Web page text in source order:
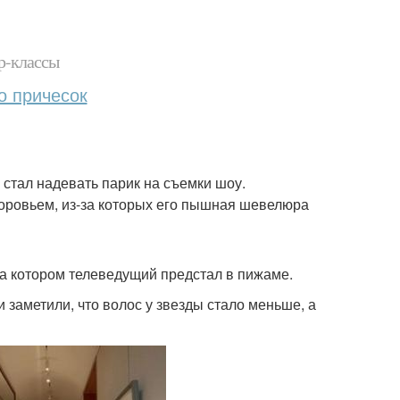
классы
причесок
надевать парик на съемки шоу.
из-за которых его пышная шевелюра
телеведущий предстал в пижаме.
что волос у звезды стало меньше, а